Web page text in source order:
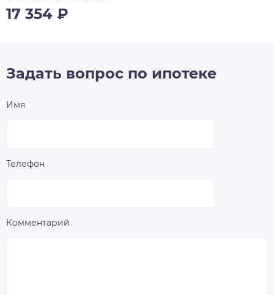
17 354 ₽
Задать вопрос по ипотеке
Имя
Телефон
Комментарий